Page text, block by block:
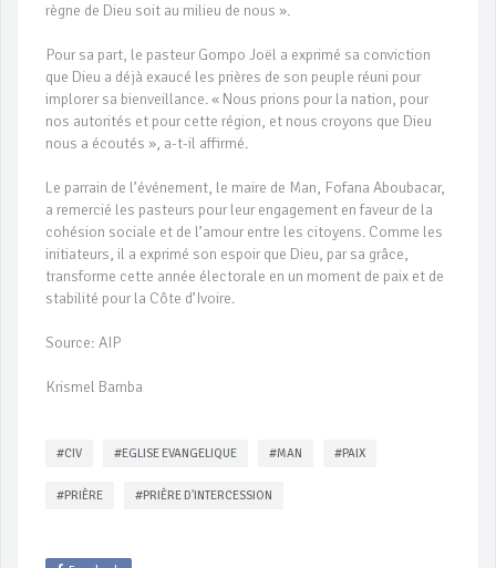
règne de Dieu soit au milieu de nous ».
Pour sa part, le pasteur Gompo Joël a exprimé sa conviction
que Dieu a déjà exaucé les prières de son peuple réuni pour
implorer sa bienveillance. « Nous prions pour la nation, pour
nos autorités et pour cette région, et nous croyons que Dieu
nous a écoutés », a-t-il affirmé.
Le parrain de l’événement, le maire de Man, Fofana Aboubacar,
a remercié les pasteurs pour leur engagement en faveur de la
cohésion sociale et de l’amour entre les citoyens. Comme les
initiateurs, il a exprimé son espoir que Dieu, par sa grâce,
transforme cette année électorale en un moment de paix et de
stabilité pour la Côte d’Ivoire.
Source: AIP
Krismel Bamba
#CIV #EGLISE EVANGELIQUE #MAN #PAIX
#PRIÈRE #PRIÈRE D'INTERCESSION